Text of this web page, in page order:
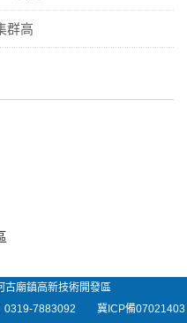
群高
古廟鎮高新技術開發區
0319-7883092 冀ICP備07021403